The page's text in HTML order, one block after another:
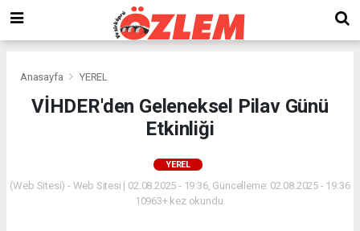
Anasayfa YEREL
VİHDER'den Geleneksel Pilav Günü
Etkinliği
YEREL
(Web Sitesi) - Web Sitesi | 02.08.2025 - 19:36, Güncelleme: 02.08.2025 - 19:36
10963+ kez okundu.